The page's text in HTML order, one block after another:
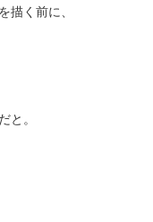
く前に、
。